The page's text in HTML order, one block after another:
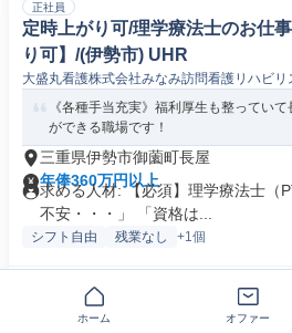
正社員
定時上がり可/理学療法士のお仕
り可】/(伊勢市) UHR
大盛丸看護株式会社みなみ訪問看護リハビリ
《各種手当充実》福利厚生も整ってい
ができる職場です！
三重県伊勢市御薗町長屋
年俸360万円以上
求める人材: 【必須】理学療法士（
不安・・・」 「資格は...
シフト自由 残業なし +1個
ホーム オファー